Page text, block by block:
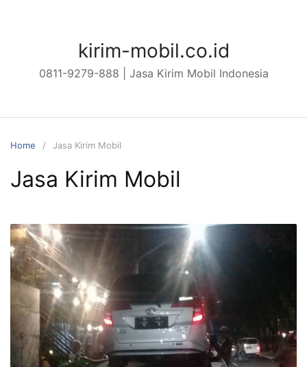
kirim-mobil.co.id
0811-9279-888 | Jasa Kirim Mobil Indonesia
Home Jasa Kirim Mobil
Jasa Kirim Mobil